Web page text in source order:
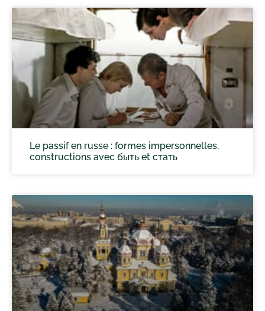
Le passif en russe : formes impersonnelles,
constructions avec быть et стать